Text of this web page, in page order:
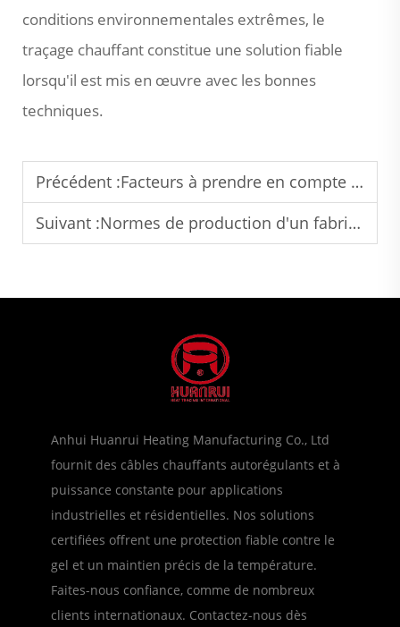
conditions environnementales extrêmes, le
traçage chauffant constitue une solution fiable
lorsqu'il est mis en œuvre avec les bonnes
techniques.
Précédent :Facteurs à prendre en compte lors de l'évaluation des 10 meilleures marques chinoises de câbles chauffants
Suivant :Normes de production d'un fabricant professionnel de systèmes de fonte de neige
Anhui Huanrui Heating Manufacturing Co., Ltd
fournit des câbles chauffants autorégulants et à
puissance constante pour applications
industrielles et résidentielles. Nos solutions
certifiées offrent une protection fiable contre le
gel et un maintien précis de la température.
Faites-nous confiance, comme de nombreux
clients internationaux. Contactez-nous dès